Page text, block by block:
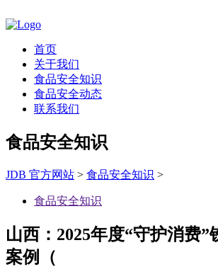
首页
关于我们
食品安全知识
食品安全动态
联系我们
食品安全知识
JDB 官方网站 > 食品安全知识 >
食品安全知识
山西：2025年度“守护消费”
案例（